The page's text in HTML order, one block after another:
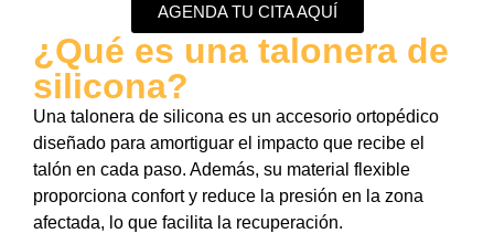
AGENDA TU CITA AQUÍ
¿Qué es una talonera de
silicona?
Una talonera de silicona es un accesorio ortopédico
diseñado para amortiguar el impacto que recibe el
talón en cada paso. Además, su material flexible
proporciona confort y reduce la presión en la zona
afectada, lo que facilita la recuperación.